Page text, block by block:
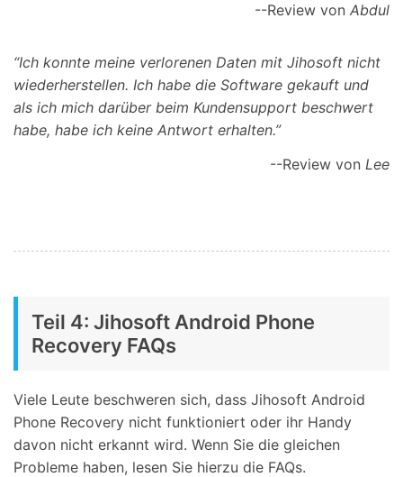
--Review von Abdul
“Ich konnte meine verlorenen Daten mit Jihosoft nicht
wiederherstellen. Ich habe die Software gekauft und
als ich mich darüber beim Kundensupport beschwert
habe, habe ich keine Antwort erhalten.”
--Review von Lee
Teil 4: Jihosoft Android Phone
Recovery FAQs
Viele Leute beschweren sich, dass Jihosoft Android
Phone Recovery nicht funktioniert oder ihr Handy
davon nicht erkannt wird. Wenn Sie die gleichen
Probleme haben, lesen Sie hierzu die FAQs.